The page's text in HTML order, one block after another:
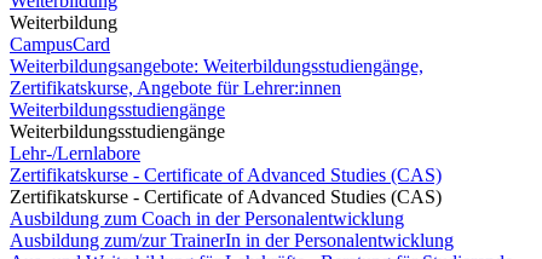
Weiterbildung
CampusCard
Weiterbildungsangebote: Weiterbildungsstudiengänge,
Zertifikatskurse, Angebote für Lehrer:innen
Weiterbildungsstudiengänge
Weiterbildungsstudiengänge
Lehr-/Lernlabore
Zertifikatskurse - Certificate of Advanced Studies (CAS)
Zertifikatskurse - Certificate of Advanced Studies (CAS)
Ausbildung zum Coach in der Personalentwicklung
Ausbildung zum/zur TrainerIn in der Personalentwicklung